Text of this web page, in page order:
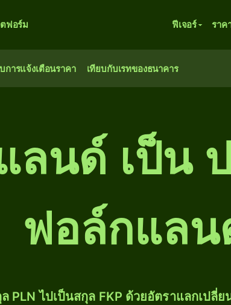
ฟอร์ม ฟีเจอร์ ราค
การแจ้งเตือนราคา เทียบกับเรทของธนาคาร
ลนด์ เป็น
ฟอล์กแลน
PLN ไปเป็นสกุล FKP ด้วยอัตราแลกเปลี่